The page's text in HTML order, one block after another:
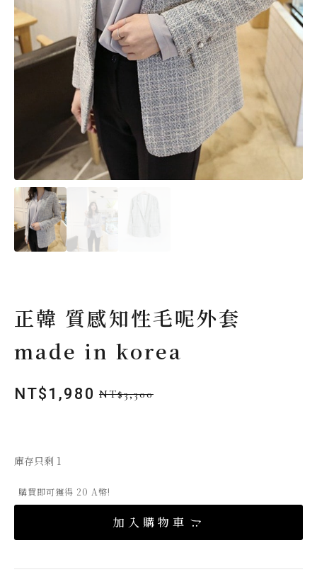
正韓 質感知性毛呢外套
made in korea
NT$3,300
原
格：
NT$ 1,980
目
格：
庫存只剩 1
購買即可獲得 20 A幣!
加入購物車